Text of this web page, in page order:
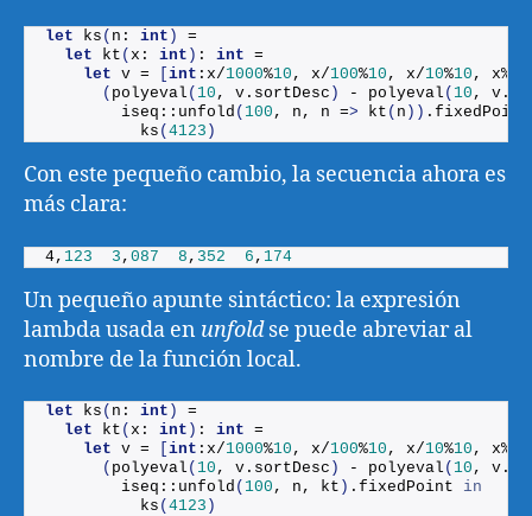
let ks ( n: int )
=
let
kt ( x: int ) : int =
let v = int :x/1000%10 , x/100%10 , x/10%10 , x%
( polyeval ( 10 , v. sortDesc ) - polyeval ( 10 , v.
        iseq::
unfold ( 100 , n, n => kt ( n )) . fixedPoint
ks ( 4123 )
Con este pequeño cambio, la secuencia ahora es
más clara:
4, 123 3 , 087 8 , 352 6 , 174
Un pequeño apunte sintáctico: la expresión
lambda usada en unfoldse puede abreviar al
nombre de la función local.
let ks ( n: int )
=
let
kt ( x: int ) : int =
let v = int :x/1000%10 , x/100%10 , x/10%10 , x%
( polyeval ( 10 , v. sortDesc ) - polyeval ( 10 , v.
        iseq::
unfold ( 100 , n, kt ) . fixedPoint
in
ks ( 4123 )